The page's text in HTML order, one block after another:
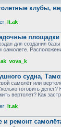
клубы,
lt.ak
для создания
самолете.
vova_k
судна,
самолёт или
готовить денег?
вертолет? Как
lt.ak
и ремонт